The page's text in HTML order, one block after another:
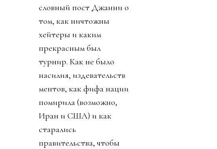
словный пост Джанни о
том, как ничтожны
хейтеры и каким
прекрасным был
турнир. Как не было
насилия, издевательств
ментов, как фифа нации
помирила (возможно,
Иран и США) и как
старались
правительства, чтобы